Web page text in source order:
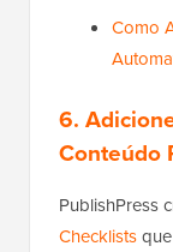
Como
6.
Conteúdo
PublishPress
Checklists